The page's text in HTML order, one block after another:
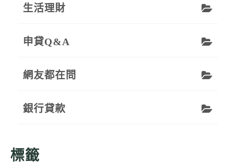
生活理財
申貸Q&A
網友都在問
銀行貸款
標籤